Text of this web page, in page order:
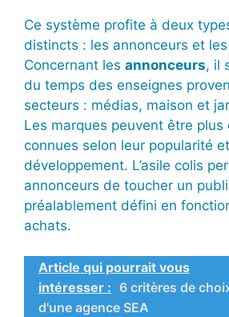
Ce système profite à deux
distincts : les annonceurs et
Concernant les annonceurs, il
du temps des enseignes
secteurs : médias, maison et
Les marques peuvent être plus
connues selon leur popularité
développement. L’asile colis
annonceurs de toucher un
préalablement défini en
achats.
Article qui pourrait vous
intéresser : 6 critères de
d'une agence SEA